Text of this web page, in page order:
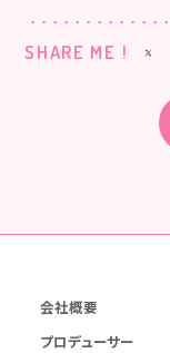
SHARE ME !
会社概要
プロデューサー